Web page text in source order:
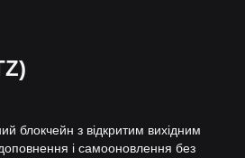
блокчейн з відкритим вихідним
і самооновлення без